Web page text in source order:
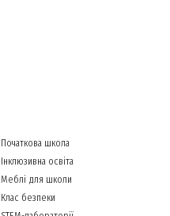
Початкова школа
Інклюзивна освіта
Меблі для школи
Клас безпеки